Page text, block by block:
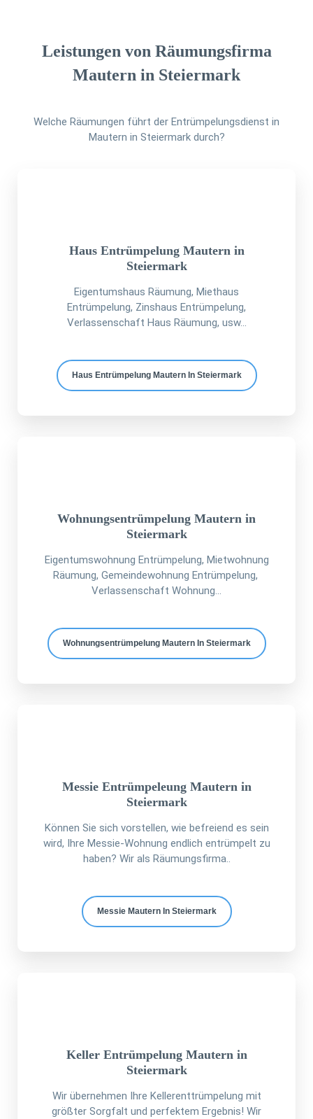
Leistungen von Räumungsfirma
Mautern in Steiermark
Welche Räumungen führt der Entrümpelungsdienst in
Mautern in Steiermark durch?
Haus Entrümpelung Mautern in
Steiermark
Eigentumshaus Räumung, Miethaus
Entrümpelung, Zinshaus Entrümpelung,
Verlassenschaft Haus Räumung, usw...
Haus Entrümpelung Mautern In Steiermark
Wohnungsentrümpelung Mautern in
Steiermark
Eigentumswohnung Entrümpelung, Mietwohnung
Räumung, Gemeindewohnung Entrümpelung,
Verlassenschaft Wohnung...
Wohnungsentrümpelung Mautern In Steiermark
Messie Entrümpeleung Mautern in
Steiermark
Können Sie sich vorstellen, wie befreiend es sein
wird, Ihre Messie-Wohnung endlich entrümpelt zu
haben? Wir als Räumungsfirma..
Messie Mautern In Steiermark
Keller Entrümpelung Mautern in
Steiermark
Wir übernehmen Ihre Kellerenttrümpelung mit
größter Sorgfalt und perfektem Ergebnis! Wir